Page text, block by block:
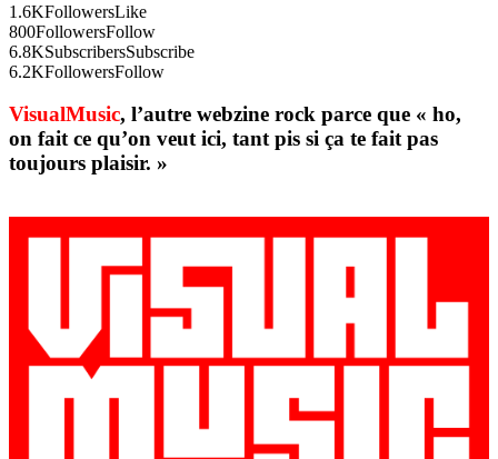
1.6KFollowersLike
800FollowersFollow
6.8KSubscribersSubscribe
6.2KFollowersFollow
VisualMusic, l’autre webzine rock parce que « ho,
on fait ce qu’on veut ici, tant pis si ça te fait pas
toujours plaisir. »